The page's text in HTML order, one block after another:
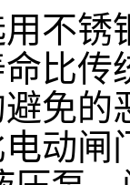
不锈
比
免
动